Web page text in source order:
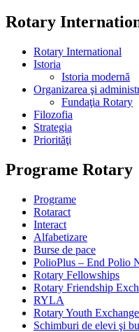
Rotary
Rotary International
Istoria
Istoria modernă
Organizarea şi
Fundaţia Rotary
Filozofia
Strategia
Priorităţi
Programe Rotary
Programe
Rotaract
Interact
Alfabetizare
Burse de pace
PolioPlus – End Polio
Rotary Fellowships
Rotary Friendship
RYLA
Rotary Youth Exchange
Schimburi de elevi şi